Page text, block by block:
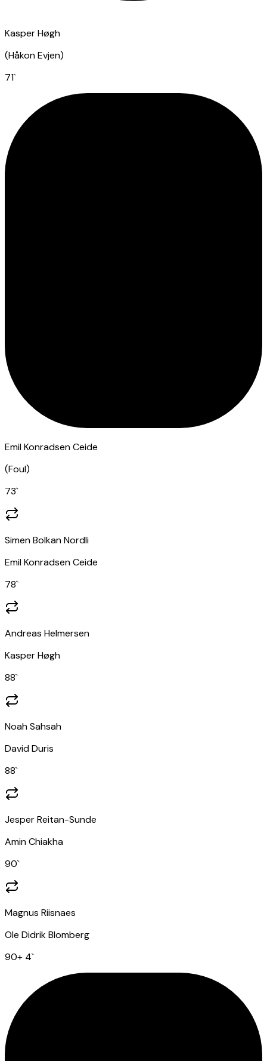
Kasper Høgh
(Håkon Evjen)
71`
Emil Konradsen Ceide
(Foul)
73`
Simen Bolkan Nordli
Emil Konradsen Ceide
78`
Andreas Helmersen
Kasper Høgh
88`
Noah Sahsah
David Duris
88`
Jesper Reitan-Sunde
Amin Chiakha
90`
Magnus Riisnaes
Ole Didrik Blomberg
90+ 4`